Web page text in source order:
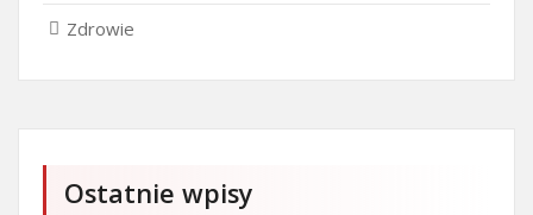
Zdrowie
Ostatnie wpisy